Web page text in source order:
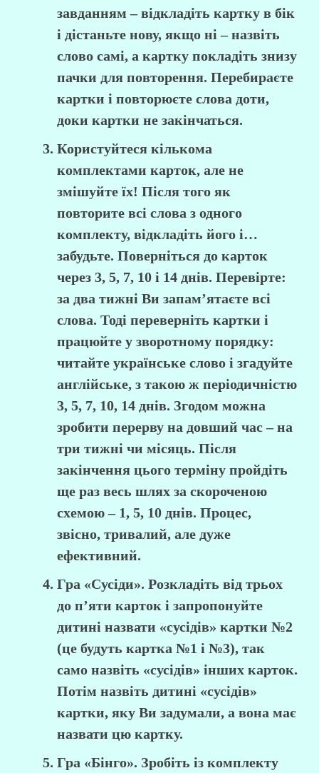
завданням – відкладіть картку в бік
і дістаньте нову, якщо ні – назвіть
слово самі, а картку покладіть знизу
пачки для повторення. Перебираєте
картки і повторюєте слова доти,
доки картки не закінчаться.
Користуйтеся кількома
комплектами карток, але не
змішуйте їх! Після того як
повторите всі слова з одного
комплекту, відкладіть його і…
забудьте. Поверніться до карток
через 3, 5, 7, 10 і 14 днів. Перевірте:
за два тижні Ви запам’ятаєте всі
слова. Тоді переверніть картки і
працюйте у зворотному порядку:
читайте українське слово і згадуйте
англійське, з такою ж періодичністю
3, 5, 7, 10, 14 днів. Згодом можна
зробити перерву на довший час – на
три тижні чи місяць. Після
закінчення цього терміну пройдіть
ще раз весь шлях за скороченою
схемою – 1, 5, 10 днів. Процес,
звісно, тривалий, але дуже
ефективний.
Гра «Сусіди». Розкладіть від трьох
до п’яти карток і запропонуйте
дитині назвати «сусідів» картки №2
(це будуть картка №1 і №3), так
само назвіть «сусідів» інших карток.
Потім назвіть дитині «сусідів»
картки, яку Ви задумали, а вона має
назвати цю картку.
Гра «Бінго». Зробіть із комплекту